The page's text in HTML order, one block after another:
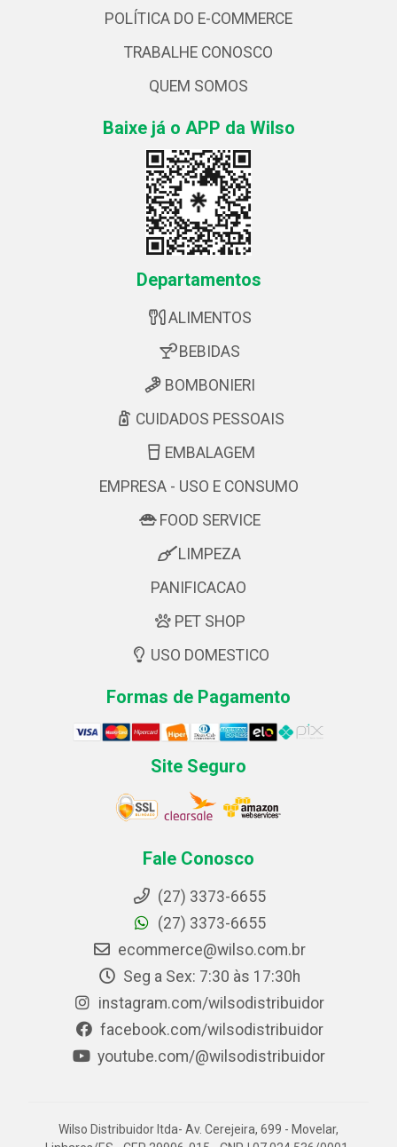
POLÍTICA DO E-COMMERCE
TRABALHE CONOSCO
QUEM SOMOS
Baixe já o APP da Wilso
Departamentos
ALIMENTOS
BEBIDAS
BOMBONIERI
CUIDADOS PESSOAIS
EMBALAGEM
EMPRESA - USO E CONSUMO
FOOD SERVICE
LIMPEZA
PANIFICACAO
PET SHOP
USO DOMESTICO
Formas de Pagamento
Site Seguro
Fale Conosco
(27) 3373-6655
(27) 3373-6655
ecommerce@wilso.com.br
Seg a Sex: 7:30 às 17:30h
instagram.com/wilsodistribuidor
facebook.com/wilsodistribuidor
youtube.com/@wilsodistribuidor
Wilso Distribuidor ltda- Av. Cerejeira, 699 - Movelar,